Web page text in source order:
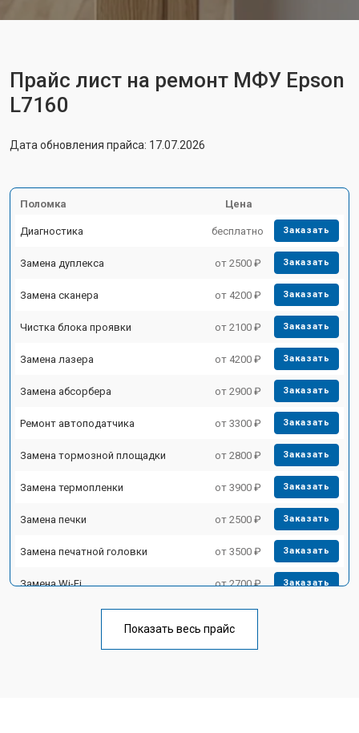
Прайс лист на ремонт МФУ Epson
L7160
Дата обновления прайса: 17.07.2026
Поломка Цена
Диагностика бесплатно Заказать
Замена дуплекса от 2500 ₽ Заказать
Замена сканера от 4200 ₽ Заказать
Чистка блока проявки от 2100 ₽ Заказать
Замена лазера от 4200 ₽ Заказать
Замена абсорбера от 2900 ₽ Заказать
Ремонт автоподатчика от 3300 ₽ Заказать
Замена тормозной площадки от 2800 ₽ Заказать
Замена термопленки от 3900 ₽ Заказать
Замена печки от 2500 ₽ Заказать
Замена печатной головки от 3500 ₽ Заказать
Замена Wi-Fi от 2700 ₽ Заказать
от 3500 ₽
Показать весь прайс